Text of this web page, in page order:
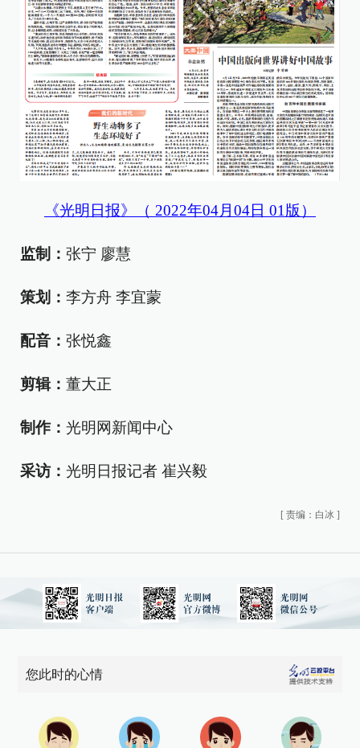
《光明日报》（ 2022年04月04日 01版）
监制： 张宁 廖慧
策划： 李方舟 李宜蒙
配音： 张悦鑫
剪辑： 董大正
制作： 光明网新闻中心
采访： 光明日报记者 崔兴毅
[ 责编：白冰 ]
您此时的心情